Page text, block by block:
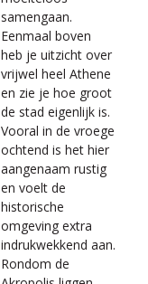
samengaan.
Eenmaal boven
heb je uitzicht over
vrijwel heel Athene
en zie je hoe groot
de stad eigenlijk is.
Vooral in de vroege
ochtend is het hier
aangenaam rustig
en voelt de
historische
omgeving extra
indrukwekkend aan.
Rondom de